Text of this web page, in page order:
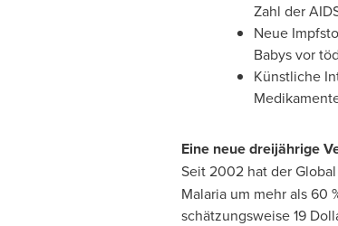
Zahl der
Neue
Babys vor
Künstliche
Eine neue dreijährige
Seit 2002 hat der
Malaria um mehr als 60
schätzungsweise19